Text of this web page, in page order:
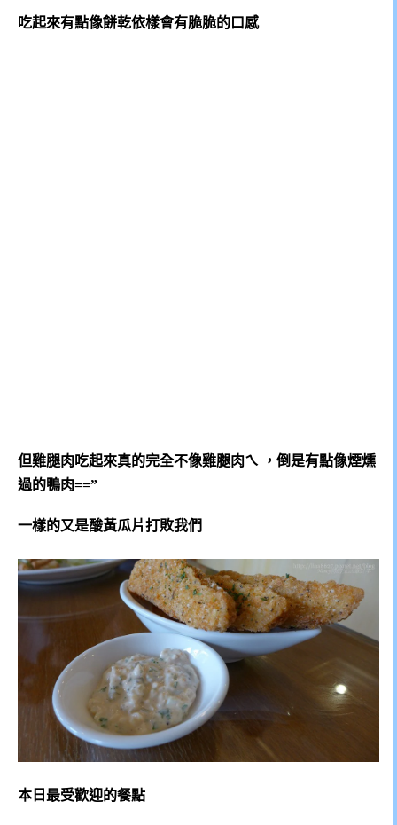
吃起來有點像餅乾依樣會有脆脆的口感
但雞腿肉吃起來真的完全不像雞腿肉ㄟ ，倒是有點像煙燻
過的鴨肉==”
一樣的又是酸黃瓜片打敗我們
本日最受歡迎的餐點